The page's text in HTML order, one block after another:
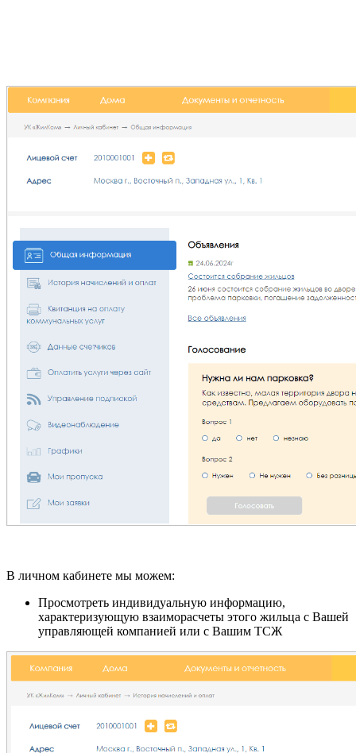
В личном кабинете мы можем:
Просмотреть индивидуальную информацию,
характеризующую взаиморасчеты этого жильца с Вашей
управляющей компанией или с Вашим ТСЖ